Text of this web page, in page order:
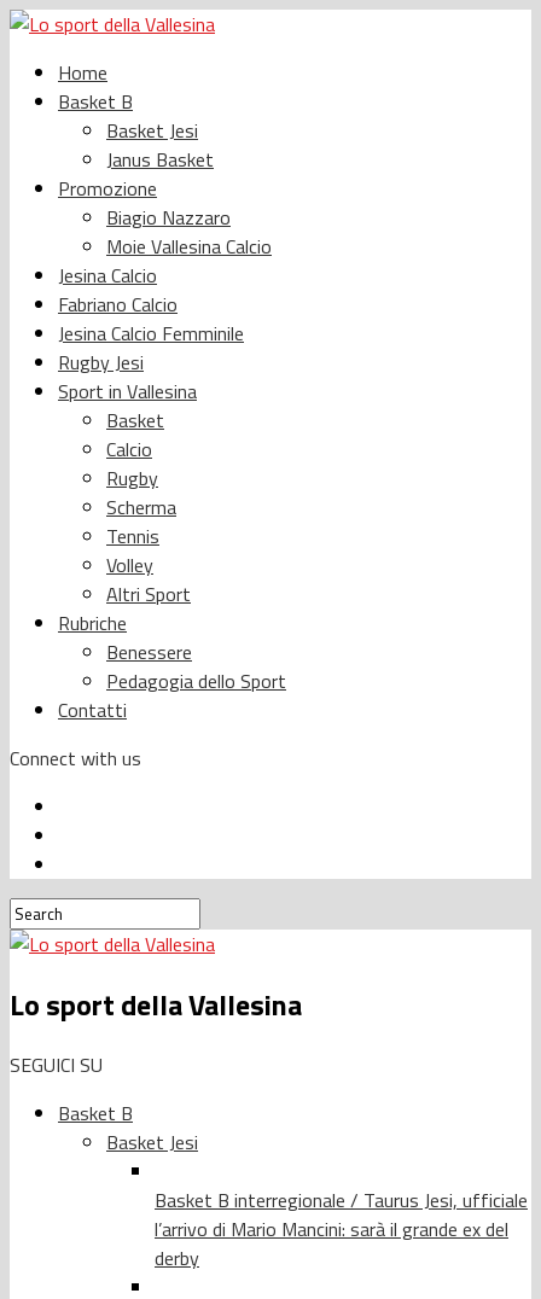
Home
Basket B
Basket Jesi
Janus Basket
Promozione
Biagio Nazzaro
Moie Vallesina Calcio
Jesina Calcio
Fabriano Calcio
Jesina Calcio Femminile
Rugby Jesi
Sport in Vallesina
Basket
Calcio
Rugby
Scherma
Tennis
Volley
Altri Sport
Rubriche
Benessere
Pedagogia dello Sport
Contatti
Connect with us
Lo sport della Vallesina
SEGUICI SU
Basket B
Basket Jesi
Basket B interregionale / Taurus Jesi, ufficiale
l’arrivo di Mario Mancini: sarà il grande ex del
derby